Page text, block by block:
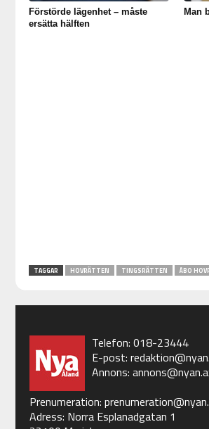
Förstörde lägenhet – måste
ersätta hälften
Man
TAGGAR HOVRÄTTEN TINGSRÄTTEN ÅBO
Telefon: 018-23444
E-post:
Annons:
Prenumeration:
Adress: Norra Esplanadgatan 1